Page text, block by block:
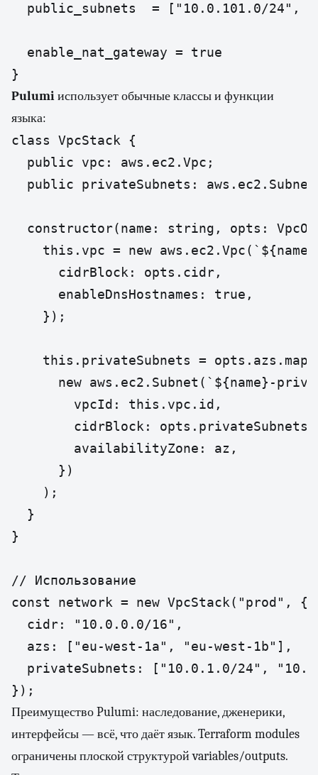
public_subnets  = ["10.0.101.0/24",
  enable_nat_gateway = true
Pulumiиспользует обычные классы и функции
языка:
class VpcStack {
  public vpc: aws.ec2.Vpc;
public privateSubnets:
constructor(name: string, opts:
this.vpc = new
      cidrBlock: opts.cidr,
      enableDnsHostnames: true,
    });
this.privateSubnets =
new aws.ec2.Subnet(`${name}-
        vpcId: this.vpc.id,
cidrBlock:
        availabilityZone: az,
      })
    );
  }
}
// Использование
const network = new VpcStack("prod", {
  cidr: "10.0.0.0/16",
  azs: ["eu-west-1a", "eu-west-1b"],
privateSubnets: ["10.0.1.0/24",
Преимущество Pulumi: наследование, дженерики,
интерфейсы — всё, что даёт язык. Terraform modules
ограничены плоской структурой variables/outputs.